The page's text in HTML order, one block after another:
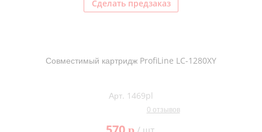
Сделать предзаказ
Совместимый картридж ProfiLine LC-1280XY
Арт. 1469pl
0 отзывов